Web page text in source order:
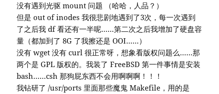
没有遇到光驱 mount 问题 （哈哈，人品？）
但是 out of inodes 我很悲剧地遇到了3次，每一次遇到
了之后我 df 看还有一半呢……第二次之后我增加了硬盘容
量（都加到了 8G 了我擦还是 OOI……）
没有 wget 没有 curl 很正常呀，想象看版权问题么……那
两个是 GPL 版权的。我装了 FreeBSD 第一件事情是安装
bash……csh 那狗屁东西不会用啊啊啊！！！
我钻研了 /usr/ports 里面那些魔鬼 Makefile，用的是